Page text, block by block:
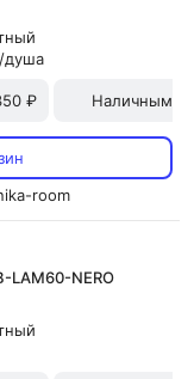
душа
₽ Наличными
room
LAM60-NERO